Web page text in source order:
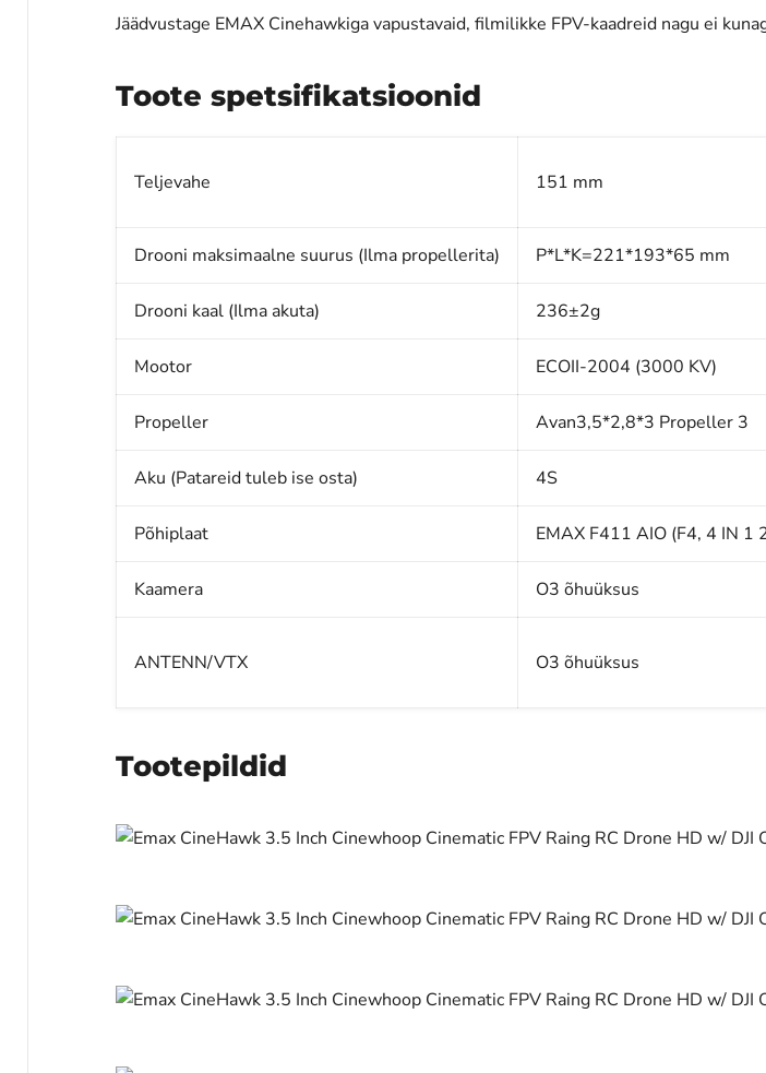
Jäädvustage EMAX Cinehawkiga vapustavaid, filmilikke FPV-kaadreid nagu ei
Toote spetsifikatsioonid
Teljevahe 151 mm
Drooni maksimaalne suurus (Ilma propellerita) P*L*K=221*193*65 mm
Drooni kaal (Ilma akuta) 236±2g
Mootor ECOII-2004 (3000 KV)
Propeller Avan3,5*2,8*3 Propeller 3
Aku (Patareid tuleb ise osta) 4S
Põhiplaat EMAX F411 AIO (F4, 4 IN
Kaamera O3 õhuüksus
ANTENN/VTX O3 õhuüksus
Tootepildid